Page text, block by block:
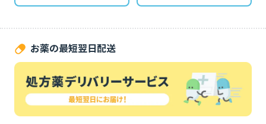
お薬の最短翌日配送